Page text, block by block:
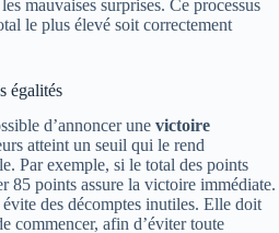
mauvaises surprises. Ce processus
le plus élevé soit correctement
égalités
d’annoncer une victoire
atteint un seuil qui le rend
Par exemple, si le total des points
85 points assure la victoire immédiate.
des décomptes inutiles. Elle doit
commencer, afin d’éviter toute